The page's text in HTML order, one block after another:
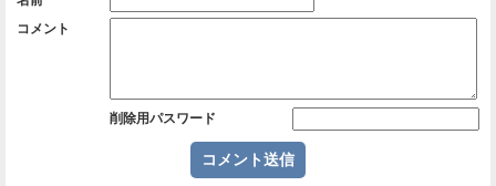
コメント
削除用パスワード